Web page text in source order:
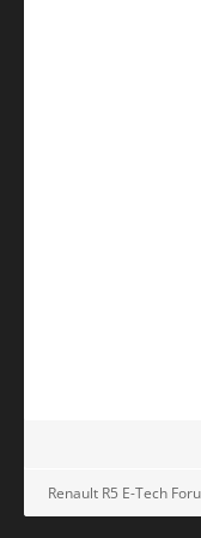
Renault R5 E-Tech